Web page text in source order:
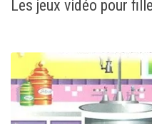
Les jeux vidéo pour